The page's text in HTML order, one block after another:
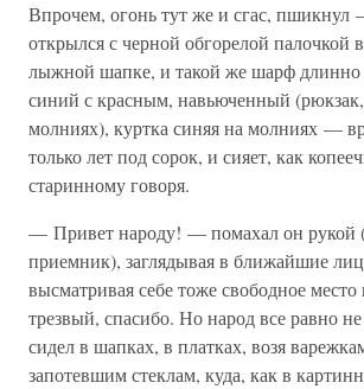
Впрочем, огонь тут же и сгас, пшикнул
открылся с черной обгорелой палочкой
лыжной шапке, и такой же шарф
синий с красным, навьюченный
молниях), куртка синяя на молниях —
только лет под сорок, и сияет, как
старинному говоря.
— Привет народу! — помахал он рукой
приемник), заглядывая в ближайшие
высматривая себе тоже свободное место
трезвый, спасибо. Но народ все равно
сидел в шапках, в платках, возя
запотевшим стеклам, куда, как в